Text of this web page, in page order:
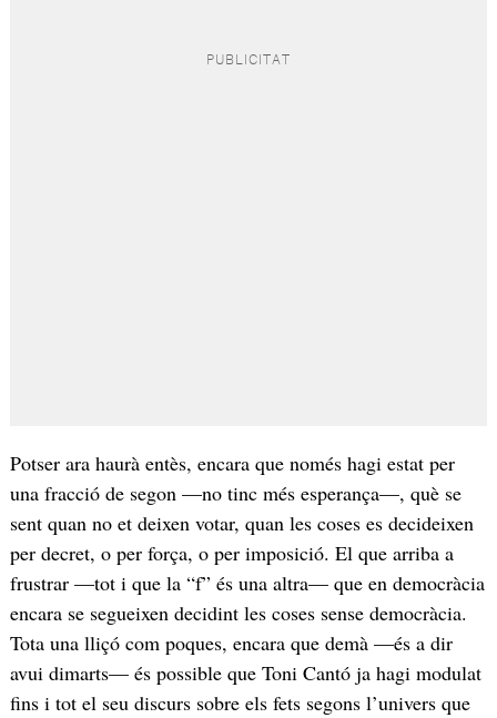
Potser ara haurà entès, encara que només hagi estat per
una fracció de segon —no tinc més esperança—, què se
sent quan no et deixen votar, quan les coses es decideixen
per decret, o per força, o per imposició. El que arriba a
frustrar —tot i que la “f” és una altra— que en democràcia
encara se segueixen decidint les coses sense democràcia.
Tota una lliçó com poques, encara que demà —és a dir
avui dimarts— és possible que Toni Cantó ja hagi modulat
fins i tot el seu discurs sobre els fets segons l’univers que